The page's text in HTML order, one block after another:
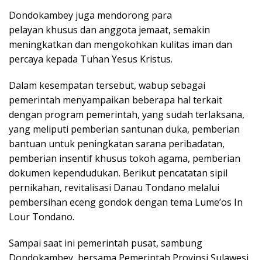
Dondokambey juga mendorong para
pelayan khusus dan anggota jemaat, semakin
meningkatkan dan mengokohkan kulitas iman dan
percaya kepada Tuhan Yesus Kristus.
Dalam kesempatan tersebut, wabup sebagai
pemerintah menyampaikan beberapa hal terkait
dengan program pemerintah, yang sudah terlaksana,
yang meliputi pemberian santunan duka, pemberian
bantuan untuk peningkatan sarana peribadatan,
pemberian insentif khusus tokoh agama, pemberian
dokumen kependudukan. Berikut pencatatan sipil
pernikahan, revitalisasi Danau Tondano melalui
pembersihan eceng gondok dengan tema Lume’os In
Lour Tondano.
Sampai saat ini pemerintah pusat, sambung